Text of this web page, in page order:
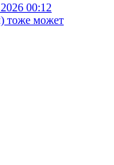
00:12
тоже может